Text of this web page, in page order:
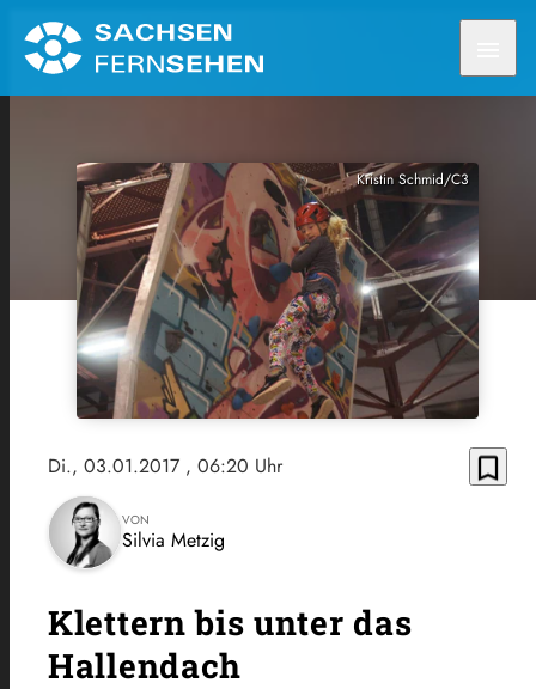
Kristin Schmid/C3
Di., 03.01.2017 , 06:20 Uhr bookmark_border
VON
Silvia Metzig
Klettern bis unter das
Hallendach